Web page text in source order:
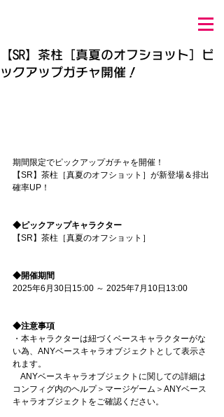
【SR】茶柱［真夏のオフショット］ピ
ックアップガチャ開催！
期間限定でピックアップガチャを開催！
【SR】茶柱［真夏のオフショット］が新登場＆排出
確率UP！
◆ピックアップキャラクター
【SR】茶柱［真夏のオフショット］
◆開催期間
2025年6月30日15:00 ～ 2025年7月10日13:00
◆注意事項
・本キャラクターは紐づくベースキャラクターがな
い為、ANYベースキャラオブジェクトとして表示さ
れます。
ANYベースキャラオブジェクトに関しての詳細は
コンフィグ内のヘルプ＞マージゲーム＞ANYベース
キャラオブジェクトをご確認ください。